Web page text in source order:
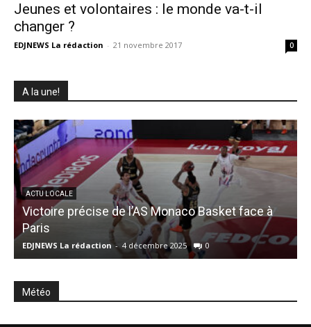
Jeunes et volontaires : le monde va-t-il
changer ?
EDJNEWS La rédaction - 21 novembre 2017 0
A la une!
ACTU LOCALE
Victoire précise de l’AS Monaco Basket face à
Paris
EDJNEWS La rédaction - 4 décembre 2025 0
Météo